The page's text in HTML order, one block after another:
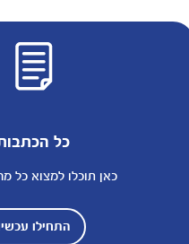
כל
כאן תוכלו למצוא כל
התחילו